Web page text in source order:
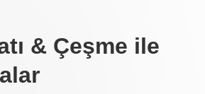
& Çeşme ile